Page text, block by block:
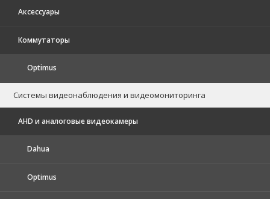
Аксессуары
Коммутаторы
Optimus
Системы видеонаблюдения и видеомониторинга
AHD и аналоговые видеокамеры
Dahua
Optimus